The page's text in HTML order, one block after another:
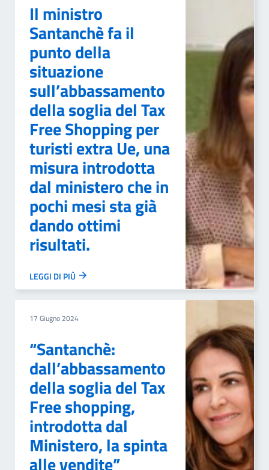
Il ministro
Santanchè fa il
punto della
situazione
sull’abbassamento
della soglia del Tax
Free Shopping per
turisti extra Ue, una
misura introdotta
dal ministero che in
pochi mesi sta già
dando ottimi
risultati.
LEGGI DI PIÙ
17 Giugno 2024
“Santanchè:
dall’abbassamento
della soglia del Tax
Free shopping,
introdotta dal
Ministero, la spinta
alle vendite”